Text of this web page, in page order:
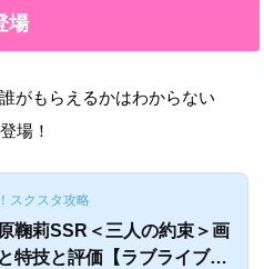
15261030003830レベル8053800419
効果（最大）: リズムアイコン28個ご
場
がもらえるかはわからない
場！
スクスタ攻略
鞠莉SSR＜三人の約束＞画
特技と評価【ラブライブ！